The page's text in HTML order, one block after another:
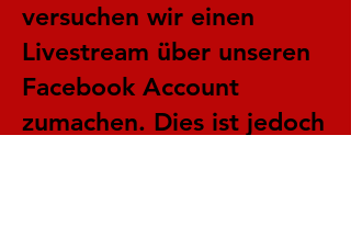
versuchen wir einen
Livestream über unseren
Facebook Account
zumachen. Dies ist jedoch